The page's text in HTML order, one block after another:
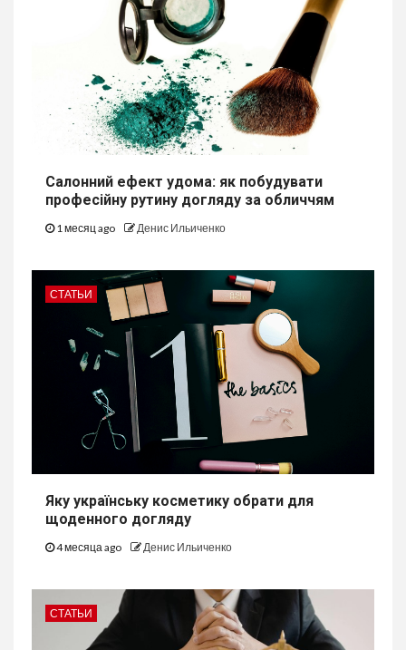
Салонний ефект удома: як побудувати
професійну рутину догляду за обличчям
1 месяц ago Денис Ильиченко
СТАТЬИ
Яку українську косметику обрати для
щоденного догляду
4 месяца ago Денис Ильиченко
СТАТЬИ